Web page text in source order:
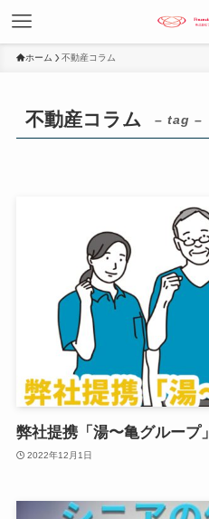
ホーム 不動産コラム
不動産コラム – tag –
弊社提携「湯〜亀グループ」
2022年12月1日